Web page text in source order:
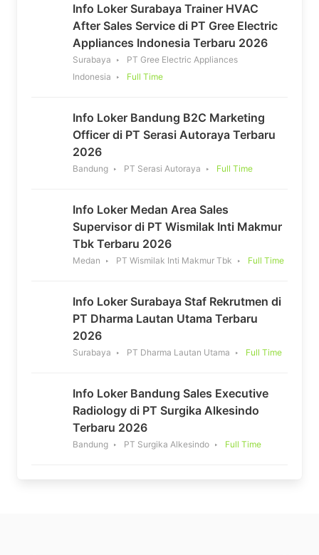
Info Loker Surabaya Trainer HVAC
After Sales Service di PT Gree Electric
Appliances Indonesia Terbaru 2026
Surabaya
PT Gree Electric Appliances
Indonesia
Full Time
Info Loker Bandung B2C Marketing
Officer di PT Serasi Autoraya Terbaru
2026
Bandung PT Serasi Autoraya Full Time
Info Loker Medan Area Sales
Supervisor di PT Wismilak Inti Makmur
Tbk Terbaru 2026
Medan PT Wismilak Inti Makmur Tbk Full Time
Info Loker Surabaya Staf Rekrutmen di
PT Dharma Lautan Utama Terbaru
2026
Surabaya PT Dharma Lautan Utama Full Time
Info Loker Bandung Sales Executive
Radiology di PT Surgika Alkesindo
Terbaru 2026
Bandung PT Surgika Alkesindo Full Time